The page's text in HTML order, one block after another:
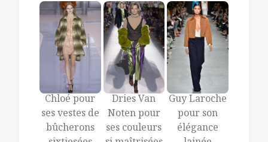
Chloé pour
ses vestes de
bûcherons
Dries Van
Noten pour
ses couleurs
Guy Laroche
pour son
élégance